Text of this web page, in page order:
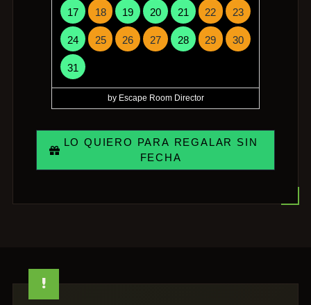
17 18 19 20 21 22 23
24 25 26 27 28 29 30
31
by Escape Room Director
LO QUIERO PARA REGALAR SIN
FECHA